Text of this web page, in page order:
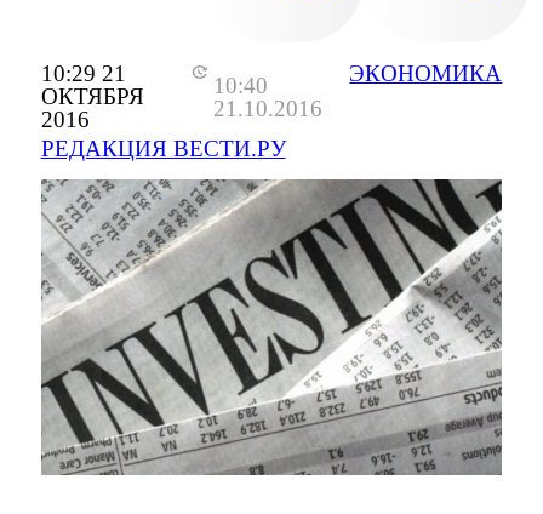
10:29 21
ОКТЯБРЯ
2016
10:40
21.10.2016
РЕДАКЦИЯ ВЕСТИ.РУ
ЭКОНОМИКА